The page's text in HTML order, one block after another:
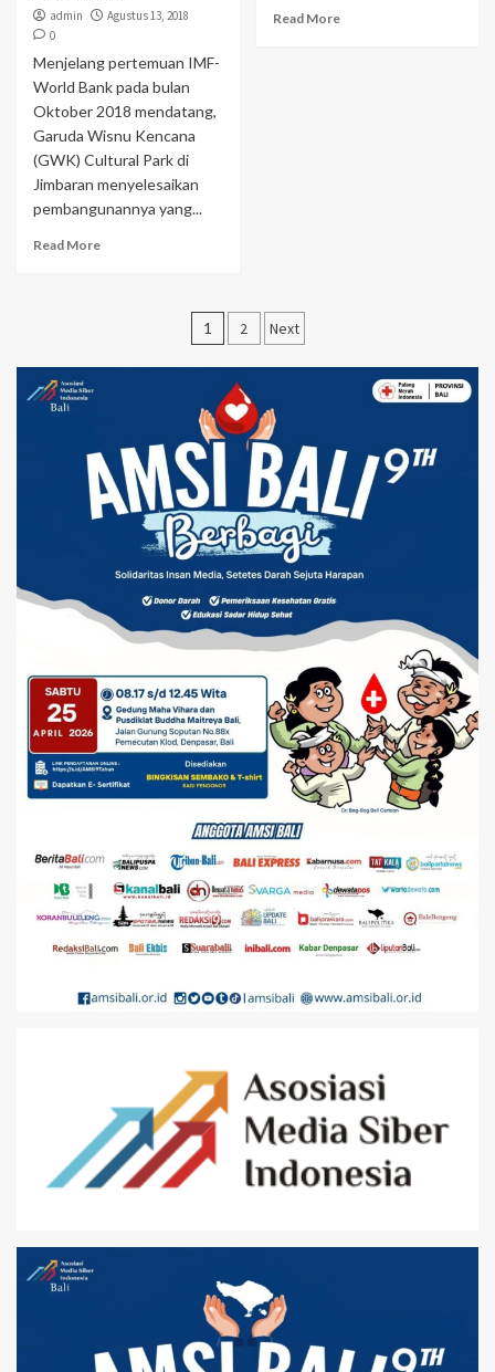
admin
Agustus 13, 2018
0
Menjelang pertemuan IMF-
World Bank pada bulan
Oktober 2018 mendatang,
Garuda Wisnu Kencana
(GWK) Cultural Park di
Jimbaran menyelesaikan
pembangunannya yang...
Read More
Read More
Navigasi
pos
1 2 Next